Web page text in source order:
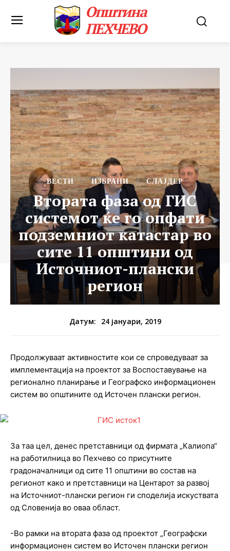
Општина
ПЕХЧЕВО
ВЕСТИ ИЗБРАНИ СЛАЈДЕР
Втората фаза од ГИС
системот ќе го опфати
подземниот катастар во
сите 11 општини од
Источниот-плански
регион
Датум: 24 јануари, 2019
Продолжуваат активностите кои се спроведуваат за
имплементација на проектот за Воспоставување на
регионално планирање и Географско информационен
систем во општините од Источен плански регион.
За таа цел, денес претставници од фирмата „Калиопа“
на работилница во Пехчево со присутните
градоначалници од сите 11 општини во состав на
регионот како и претставници на Центарот за развој
на Источниот-плански регион ги споделија искуствата
од Словенија во оваа област.
-Во рамки на втората фаза од проектот „Географски
информационен систем во Источен плански регион